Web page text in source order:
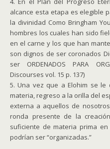
alcance esta etapa es elegible
la divinidad Como Bringham
hombres los cuales han sido
en el carne y los que han
son dignos de ser coronados
ser ORDENADOS PARA
Discourses vol. 15 p. 137)
5. Una vez que a Elohim se
materia, regreso a la orilla del
externa a aquellos de
ronda presente de la
suficiente de materia prima
podrían ser “organizadas.”